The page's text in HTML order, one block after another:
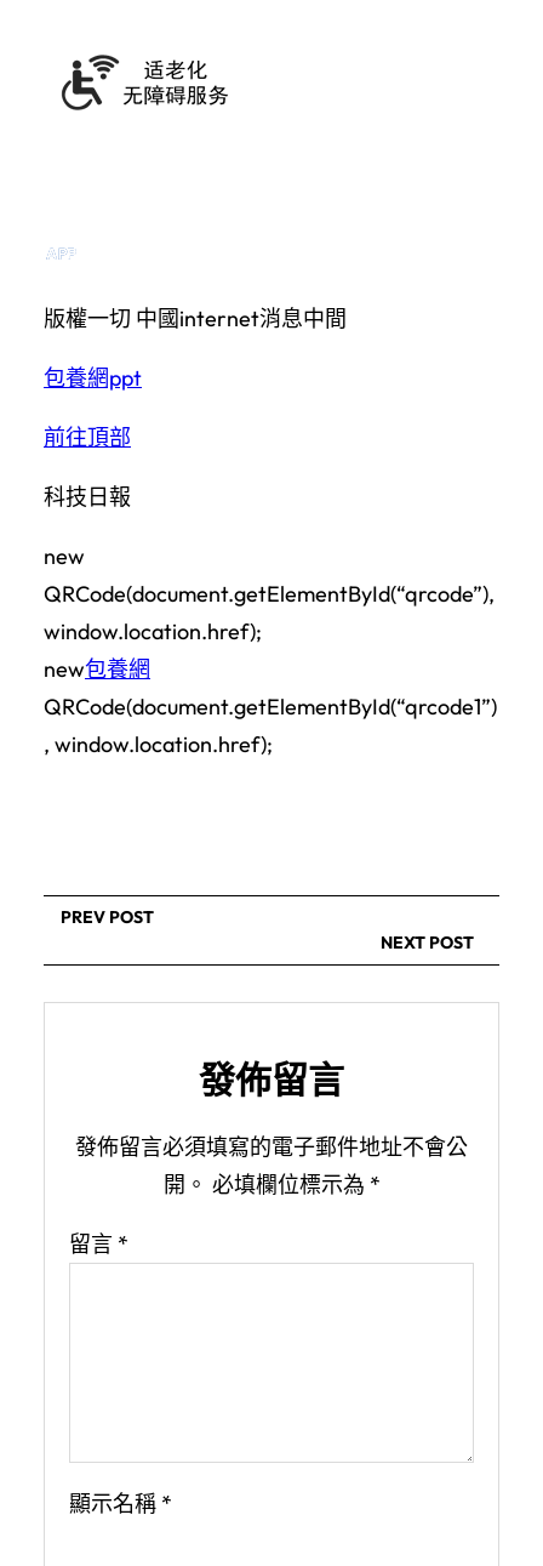
版權一切 中國internet消息中間
包養網ppt
前往頂部
科技日報
new
QRCode(document.getElementById(“qrcode”),
window.location.href);
new包養網
QRCode(document.getElementById(“qrcode1”)
, window.location.href);
PREV POST
NEXT POST
發佈留言
發佈留言必須填寫的電子郵件地址不會公
開。 必填欄位標示為 *
留言 *
顯示名稱 *